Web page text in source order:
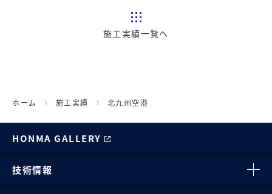
施工実績一覧へ
ホーム 施工実績 北九州空港
HONMA GALLERY
技術情報